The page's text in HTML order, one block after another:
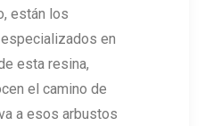
están los
en
esta resina,
el camino de
a esos arbustos